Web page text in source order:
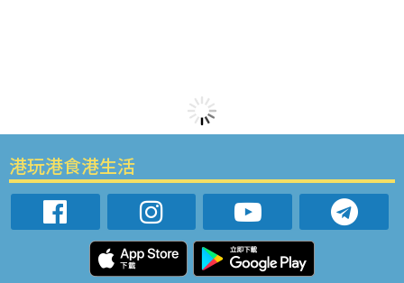
港玩港食港生活